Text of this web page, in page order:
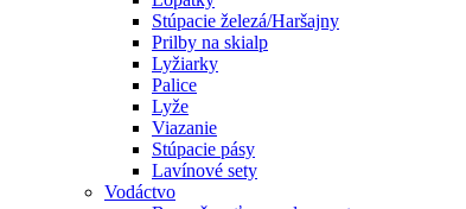
Stúpacie železá/Haršajny
Prilby na skialp
Lyžiarky
Palice
Lyže
Viazanie
Stúpacie pásy
Lavínové sety
Vodáctvo